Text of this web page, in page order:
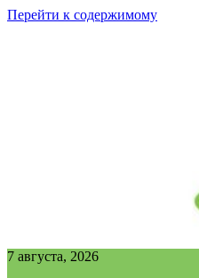
Перейти к содержимому
7 августа, 2026